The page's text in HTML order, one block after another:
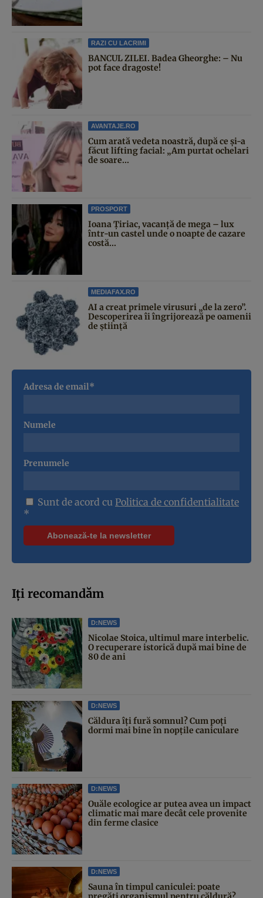
RAZI CU LACRIMI
BANCUL ZILEI. Badea Gheorghe: – Nu
pot face dragoste!
AVANTAJE.RO
Cum arată vedeta noastră, după ce și-a
făcut lifting facial: „Am purtat ochelari
de soare...
PROSPORT
Ioana Țiriac, vacanță de mega – lux
într-un castel unde o noapte de cazare
costă...
MEDIAFAX.RO
AI a creat primele virusuri „de la zero”.
Descoperirea îi îngrijorează pe oamenii
de știință
Adresa de email*
Numele
Prenumele
Sunt de acord cu Politica de confidentialitate
*
Iți recomandăm
D:NEWS
Nicolae Stoica, ultimul mare interbelic.
O recuperare istorică după mai bine de
80 de ani
D:NEWS
Căldura îți fură somnul? Cum poți
dormi mai bine în nopțile caniculare
D:NEWS
Ouăle ecologice ar putea avea un impact
climatic mai mare decât cele provenite
din ferme clasice
D:NEWS
Sauna în timpul caniculei: poate